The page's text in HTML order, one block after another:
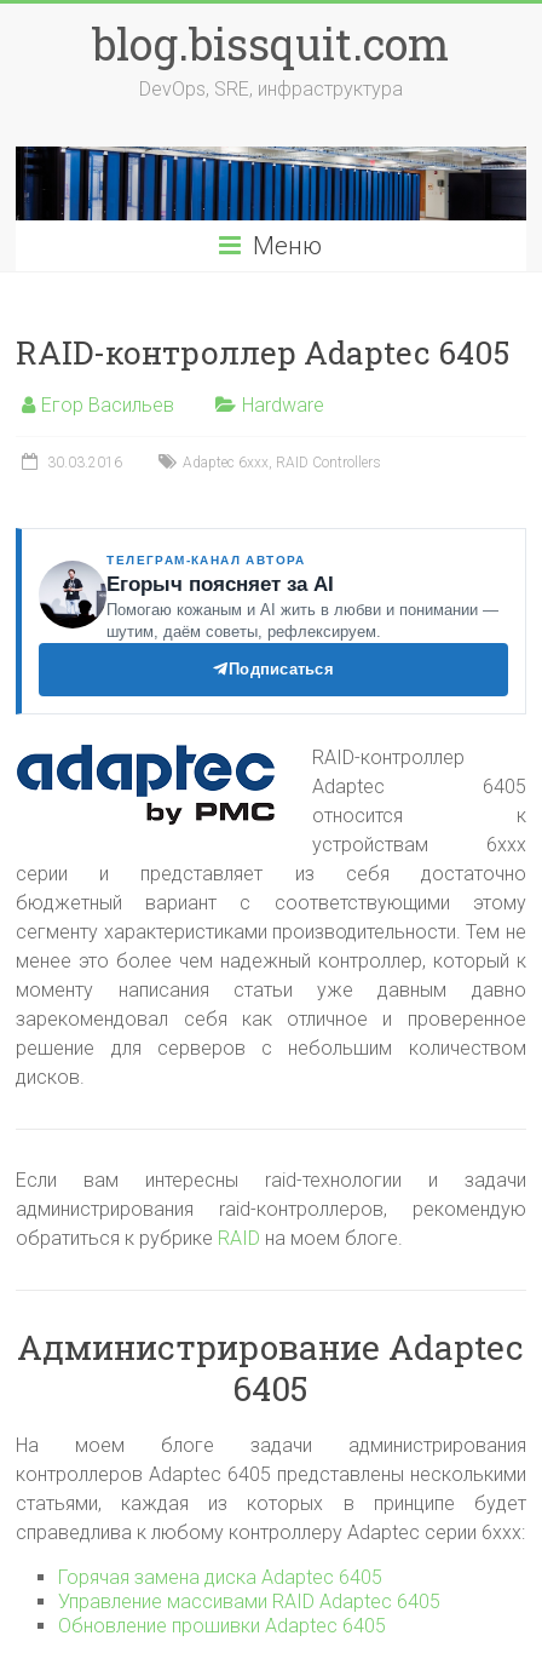
содержимомуblog.bissquit.com
DevOps, SRE, инфраструктура
Меню
RAID-контроллер Adaptec 6405
Егор Васильев Hardware
30.03.2016 Adaptec 6xxx, RAID Controllers
ТЕЛЕГРАМ-КАНАЛ АВТОРА
Егорыч поясняет за AI
Помогаю кожаным и AI жить в любви и понимании —
шутим, даём советы, рефлексируем.
Подписаться
RAID-контроллер
Adaptec 6405
относится к
устройствам 6xxx
серии и представляет из себя достаточно
бюджетный вариант с соответствующими этому
сегменту характеристиками производительности. Тем не
менее это более чем надежный контроллер, который к
моменту написания статьи уже давным давно
зарекомендовал себя как отличное и проверенное
решение для серверов с небольшим количеством
дисков.
Если вам интересны raid-технологии и задачи
администрирования raid-контроллеров, рекомендую
обратиться к рубрике RAID на моем блоге.
Администрирование Adaptec
6405
На моем блоге задачи администрирования
контроллеров Adaptec 6405 представлены несколькими
статьями, каждая из которых в принципе будет
справедлива к любому контроллеру Adaptec серии 6xxx:
Горячая замена диска Adaptec 6405
Управление массивами RAID Adaptec 6405
Обновление прошивки Adaptec 6405